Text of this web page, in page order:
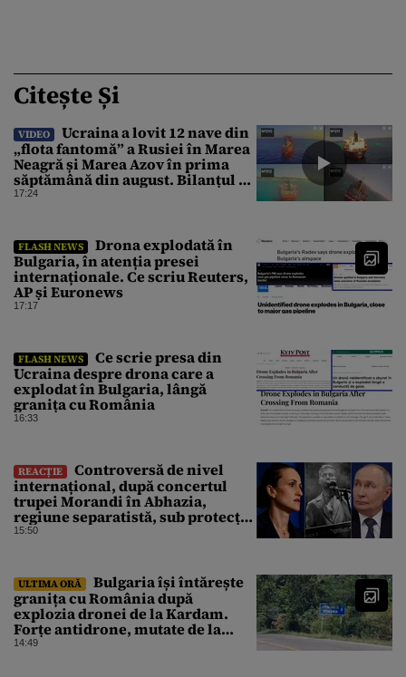
Citește Și
VIDEO
Ucraina a lovit 12 nave din
„flota fantomă” a Rusiei în Marea
Neagră și Marea Azov în prima
săptămână din august. Bilanțul a
ajuns la 218
17:24
FLASH NEWS
Drona explodată în
Bulgaria, în atenția presei
internaționale. Ce scriu Reuters,
AP și Euronews
17:17
FLASH NEWS
Ce scrie presa din
Ucraina despre drona care a
explodat în Bulgaria, lângă
granița cu România
16:33
REACȚIE
Controversă de nivel
internațional, după concertul
trupei Morandi în Abhazia,
regiune separatistă, sub protecția
Rusiei
15:50
ULTIMA ORĂ
Bulgaria își întărește
granița cu România după
explozia dronei de la Kardam.
Forțe antidrone, mutate de la
frontiera cu Turcia
14:49